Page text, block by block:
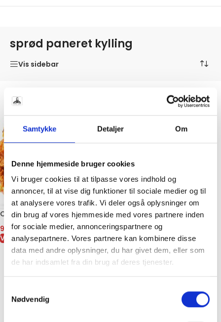
Samtykke Detaljer Om
Denne hjemmeside bruger cookies
Vi bruger cookies til at tilpasse vores indhold og
annoncer, til at vise dig funktioner til sociale medier og til
at analysere vores trafik. Vi deler også oplysninger om
din brug af vores hjemmeside med vores partnere inden
for sociale medier, annonceringspartnere og
analysepartnere. Vores partnere kan kombinere disse
data med andre oplysninger, du har givet dem, eller som
de har indsamlet fra din brug af deres tjenester.
Nødvendig
sprød paneret kylling
Vis sidebar
Crispy Kylling Burger Spicy
99,00 kr.
VIS VARE